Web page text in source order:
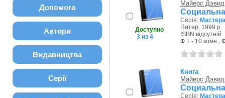
Допомога
Автори
Видавництва
Серії
Доступно
3 из 4
Майерс
Серія:
Питер, 1999 р.
ISBN відсутній
Ф 1 - 10 комн.,
Книга
Майерс
Серія: